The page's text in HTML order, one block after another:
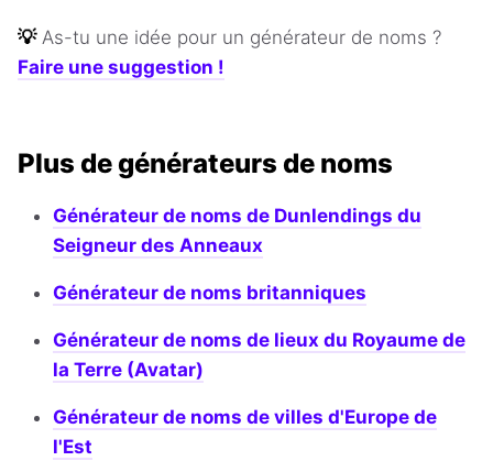
💡 As-tu une idée pour un générateur de noms ?
Faire une suggestion !
Plus de générateurs de noms
Générateur de noms de Dunlendings du
Seigneur des Anneaux
Générateur de noms britanniques
Générateur de noms de lieux du Royaume de
la Terre (Avatar)
Générateur de noms de villes d'Europe de
l'Est